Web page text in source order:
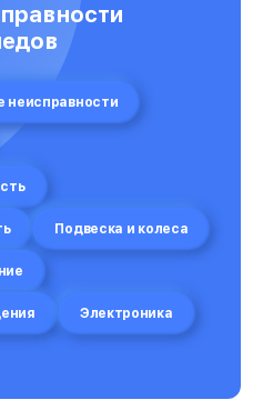
неисправности
Подвеска и колеса
Электроника